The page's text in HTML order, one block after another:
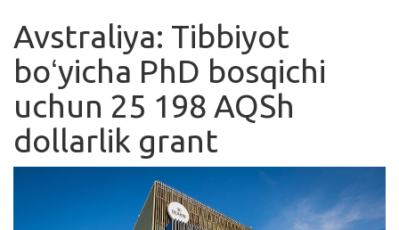
Ishlar
Kurslar
Blog
Yana
Avstraliya: Tibbiyot
boʻyicha PhD bosqichi
uchun 25 198 AQSh
dollarlik grant